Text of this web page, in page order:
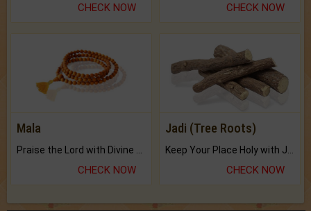
CHECK NOW CHECK NOW
Mala
Praise the Lord with Divine Energies of Mala.
CHECK NOW
Jadi (Tree Roots)
Keep Your Place Holy with Jadi.
CHECK NOW